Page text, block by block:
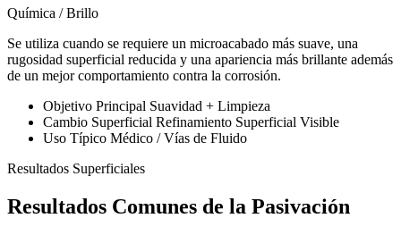
Química / Brillo
Se utiliza cuando se requiere un microacabado más suave, una
rugosidad superficial reducida y una apariencia más brillante además
de un mejor comportamiento contra la corrosión.
Objetivo Principal Suavidad + Limpieza
Cambio Superficial Refinamiento Superficial Visible
Uso Típico Médico / Vías de Fluido
Resultados Superficiales
Resultados Comunes de la Pasivación